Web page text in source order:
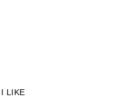
I LIKE